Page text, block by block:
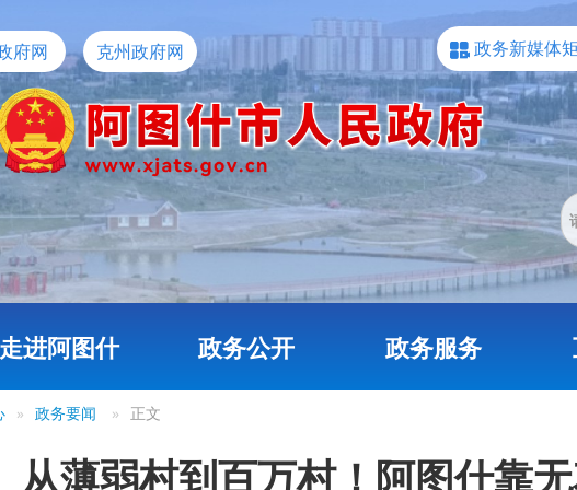
府网 克州政府网 政务新媒体
走进阿图什 政务公开 政务服务
» 政务要闻 » 正文
从薄弱村到百万村！阿图什靠